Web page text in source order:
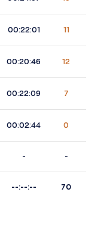
00:22:01 11
00:20:46 12
00:22:09 7
00:02:44 0
- -
--:--:-- 70